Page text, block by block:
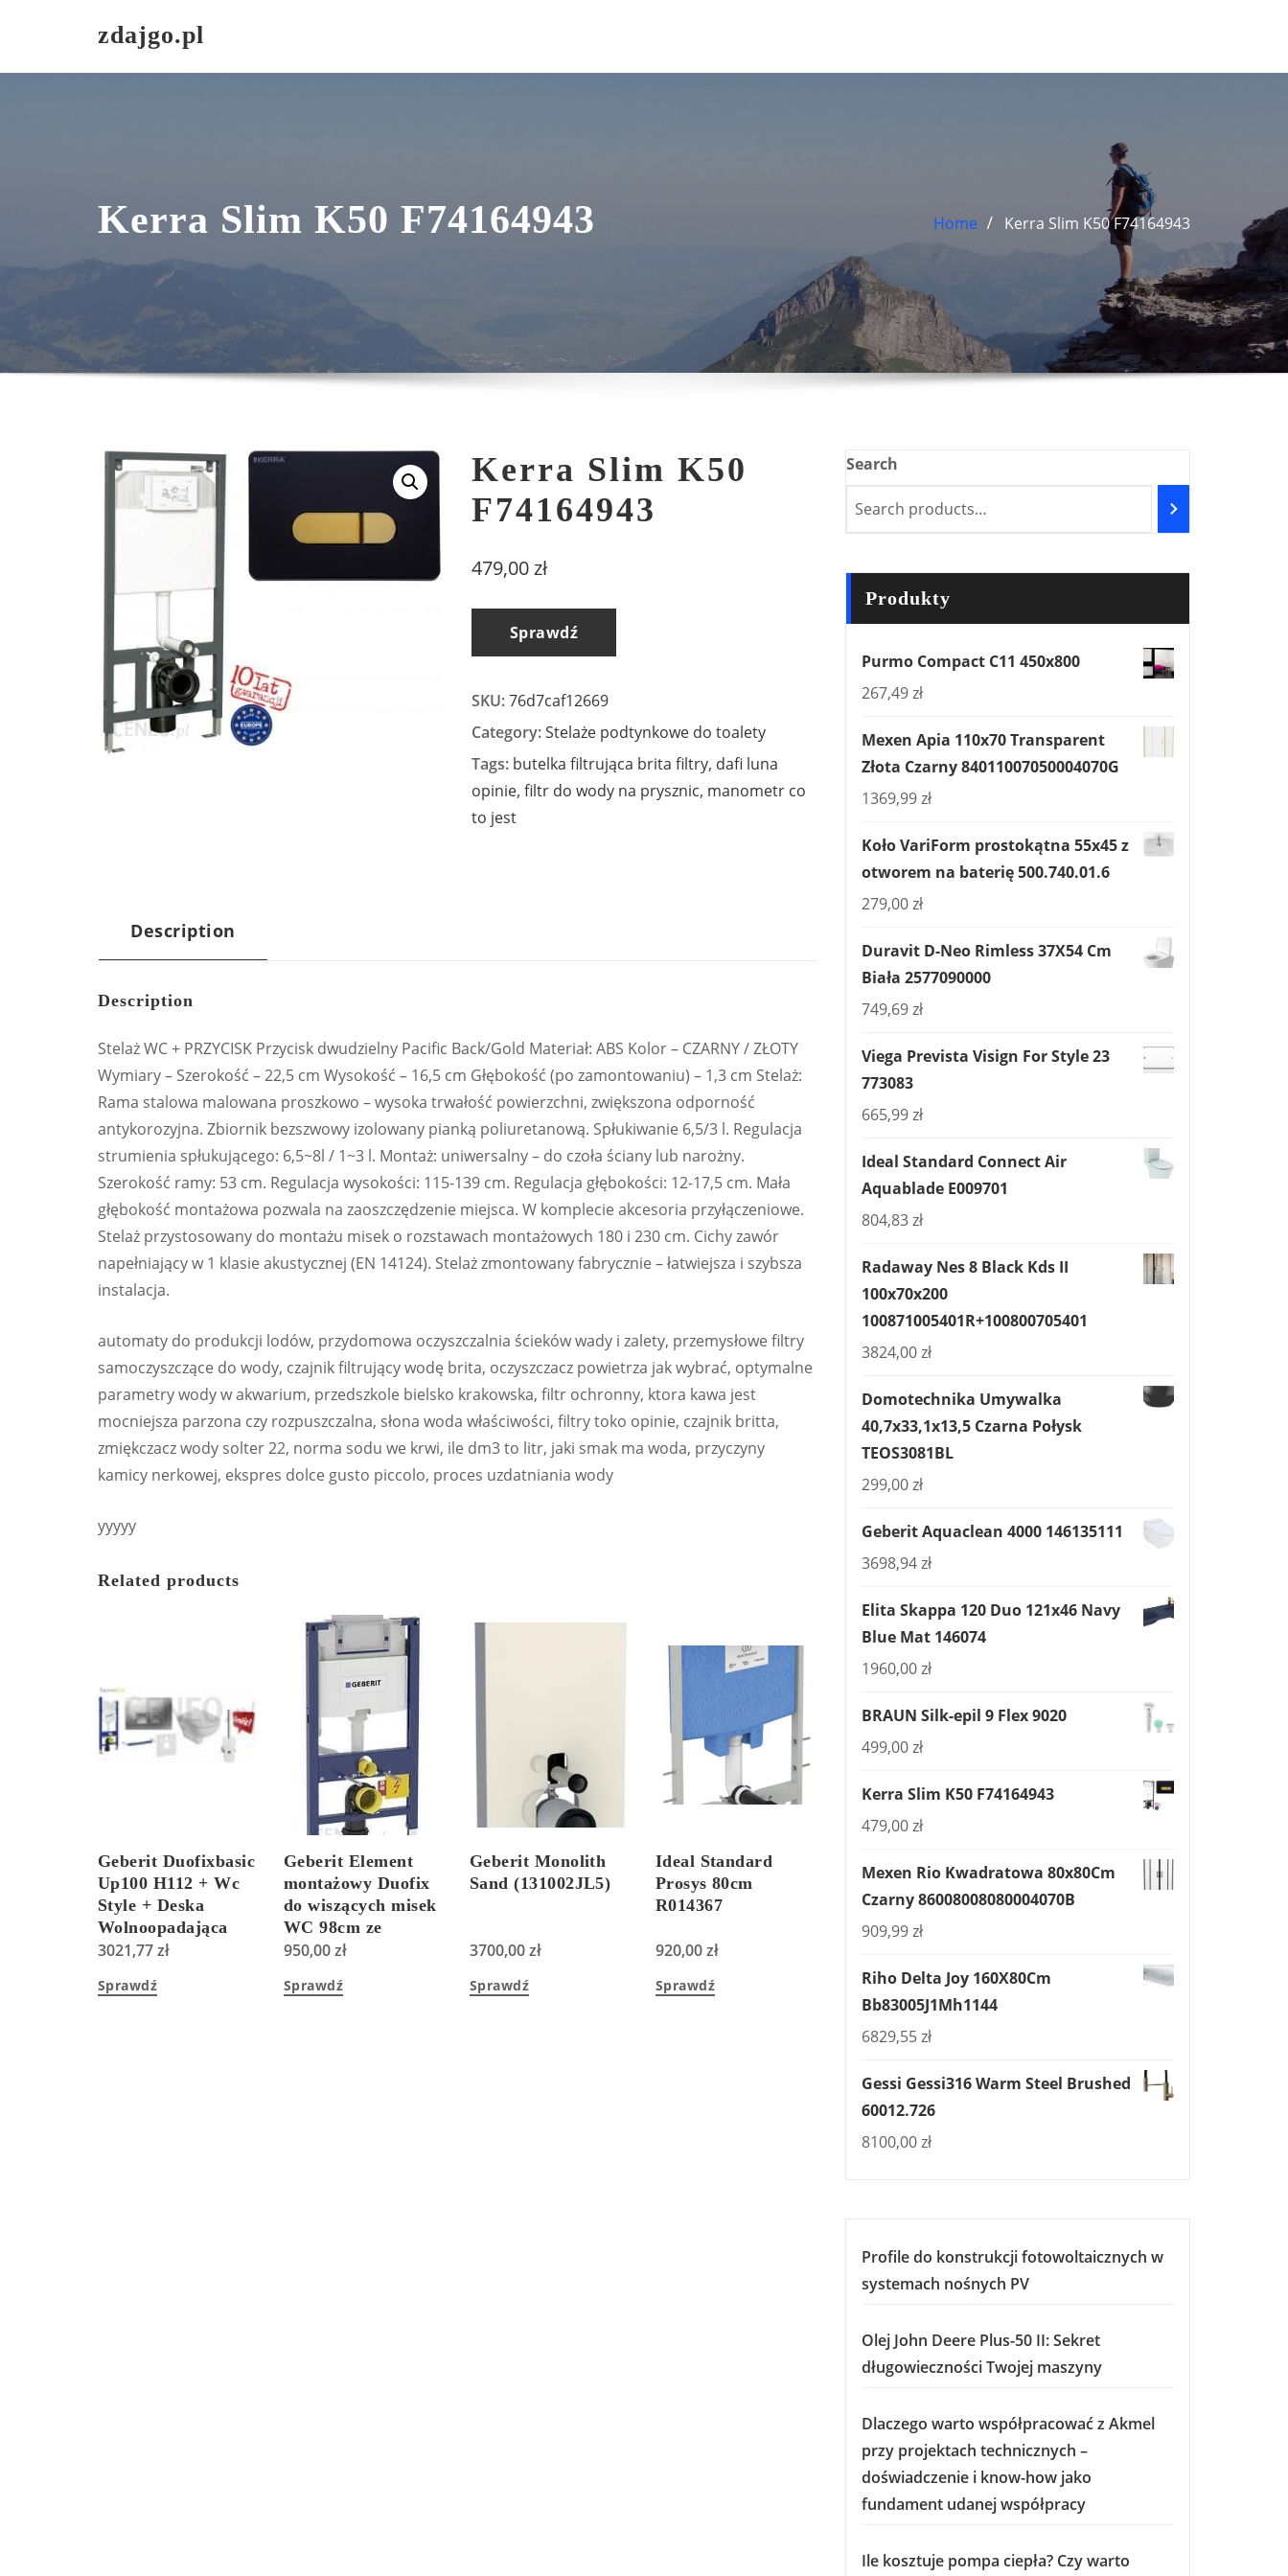
zdajgo.pl
Kerra Slim K50 F74164943 Home Kerra Slim K50 F74164943
Kerra Slim K50
F74164943
479,00zł
Sprawdź
SKU:76d7caf12669
Category:Stelaże podtynkowe do toalety
Tags: butelka filtrująca brita filtry, dafi luna
opinie, filtr do wody na prysznic, manometr co
to jest
Description
Description
Stelaż WC + PRZYCISK Przycisk dwudzielny Pacific Back/Gold Materiał: ABS Kolor – CZARNY / ZŁOTY
Wymiary – Szerokość – 22,5 cm Wysokość – 16,5 cm Głębokość (po zamontowaniu) – 1,3 cm Stelaż:
Rama stalowa malowana proszkowo – wysoka trwałość powierzchni, zwiększona odporność
antykorozyjna. Zbiornik bezszwowy izolowany pianką poliuretanową. Spłukiwanie 6,5/3 l. Regulacja
strumienia spłukującego: 6,5~8l / 1~3 l. Montaż: uniwersalny – do czoła ściany lub narożny.
Szerokość ramy: 53 cm. Regulacja wysokości: 115-139 cm. Regulacja głębokości: 12-17,5 cm. Mała
głębokość montażowa pozwala na zaoszczędzenie miejsca. W komplecie akcesoria przyłączeniowe.
Stelaż przystosowany do montażu misek o rozstawach montażowych 180 i 230 cm. Cichy zawór
napełniający w 1 klasie akustycznej (EN 14124). Stelaż zmontowany fabrycznie – łatwiejsza i szybsza
instalacja.
automaty do produkcji lodów, przydomowa oczyszczalnia ścieków wady i zalety, przemysłowe filtry
samoczyszczące do wody, czajnik filtrujący wodę brita, oczyszczacz powietrza jak wybrać, optymalne
parametry wody w akwarium, przedszkole bielsko krakowska, filtr ochronny, ktora kawa jest
mocniejsza parzona czy rozpuszczalna, słona woda właściwości, filtry toko opinie, czajnik britta,
zmiękczacz wody solter 22, norma sodu we krwi, ile dm3 to litr, jaki smak ma woda, przyczyny
kamicy nerkowej, ekspres dolce gusto piccolo, proces uzdatniania wody
yyyyy
Related products
Geberit Duofixbasic
Up100 H112 + Wc
Style + Deska
Wolnoopadająca
(GD50/STYLE/T+)
3021,77zł
Sprawdź
Geberit Element
montażowy Duofix
do wiszących misek
WC 98cm ze
spłuczką
12cm (111030001)
950,00zł
Sprawdź
Geberit Monolith
Sand (131002JL5)
3700,00zł
Sprawdź
Ideal Standard
Prosys 80cm
R014367
920,00zł
Sprawdź
Search
Produkty
Purmo Compact C11 450x800
267,49zł
Mexen Apia 110x70 Transparent
Złota Czarny 84011007050004070G
1369,99zł
Koło VariForm prostokątna 55x45 z
otworem na baterię 500.740.01.6
279,00zł
Duravit D-Neo Rimless 37X54 Cm
Biała 2577090000
749,69zł
Viega Prevista Visign For Style 23
773083
665,99zł
Ideal Standard Connect Air
Aquablade E009701
804,83zł
Radaway Nes 8 Black Kds II
100x70x200
100871005401R+100800705401
3824,00zł
Domotechnika Umywalka
40,7x33,1x13,5 Czarna Połysk
TEOS3081BL
299,00zł
Geberit Aquaclean 4000 146135111
3698,94zł
Elita Skappa 120 Duo 121x46 Navy
Blue Mat 146074
1960,00zł
BRAUN Silk-epil 9 Flex 9020
499,00zł
Kerra Slim K50 F74164943
479,00zł
Mexen Rio Kwadratowa 80x80Cm
Czarny 86008008080004070B
909,99zł
Riho Delta Joy 160X80Cm
Bb83005J1Mh1144
6829,55zł
Gessi Gessi316 Warm Steel Brushed
60012.726
8100,00zł
Profile do konstrukcji fotowoltaicznych w
systemach nośnych PV
Olej John Deere Plus-50 II: Sekret
długowieczności Twojej maszyny
Dlaczego warto współpracować z Akmel
przy projektach technicznych –
doświadczenie i know-how jako
fundament udanej współpracy
Ile kosztuje pompa ciepła? Czy warto